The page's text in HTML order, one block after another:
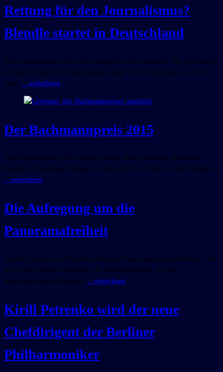
Rettung für den Journalismus?
Blendle startet in Deutschland
Dem Journalismus wurde schon längst eine Krise attestiert. Die Leserzahlen
brechen ein und die Werbeeinnahmen weg: Guter Journalismus, so ist zu
lesen,
…weiterlesen
Der Bachmannpreis 2015
Den Bachmannpreis 2015 hat die Autorin Nora Gomringer gewonnen.
Bekannt ist Gomringer bislang vor allem für ihre Lyrik und ihre Beiträge in
…weiterlesen
Die Aufregung um die
Panoramafreiheit
Seit die Autoren von Wikipedia sich dem Thema angenommen haben, wird
sie in vielen Medien diskutiert: die Panoramafreiheit. Auf der
deutschsprachigen Wikipedia
…weiterlesen
Kirill Petrenko wird der neue
Chefdirigent der Berliner
Philharmoniker